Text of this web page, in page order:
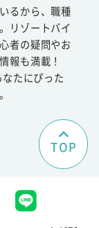
るから、職種
リゾートバイ
者の疑問やお
報も満載！
たにぴった
TOP